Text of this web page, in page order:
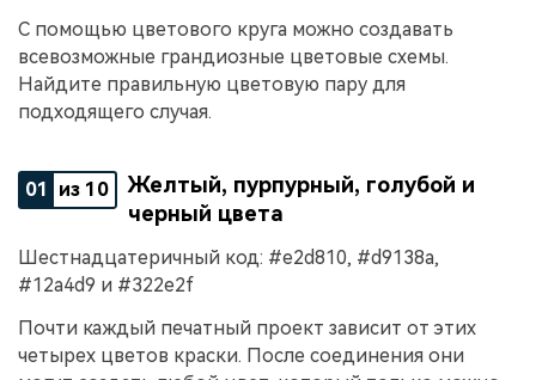
С помощью цветового круга можно создавать
всевозможные грандиозные цветовые схемы.
Найдите правильную цветовую пару для
подходящего случая.
01 из 10
Желтый, пурпурный, голубой и
черный цвета
Шестнадцатеричный код: #e2d810, #d9138a,
#12a4d9 и #322e2f
Почти каждый печатный проект зависит от этих
четырех цветов краски. После соединения они